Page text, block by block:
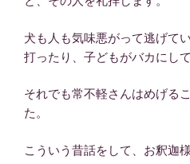
犬も人も気味悪がって逃げて
打ったり、子どもがバカにし
それでも常不軽さんはめげる
た。
こういう昔話をして、お釈迦